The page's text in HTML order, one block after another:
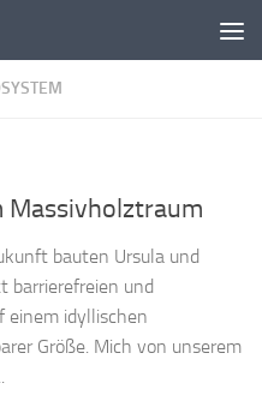
Massivholztraum
bauten Ursula und
barrierefreien und
einem idyllischen
Größe. Mich von unserem